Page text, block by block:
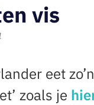
vis
eet
zoals je